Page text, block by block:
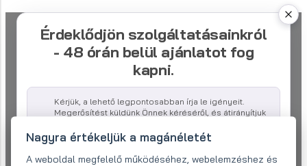
Érdeklődjön szolgáltatásainkról
- 48 órán belül ajánlatot fog
kapni.
Kérjük, a lehető legpontosabban írja le igényeit.
Megerősítést küldünk Önnek kéréséről, és átirányítjuk
elérhetőségeken további részletekért felveheti Önnel
Nagyra értékeljük a magánéletét
A weboldal megfelelő működéséhez, webelemzéshez és